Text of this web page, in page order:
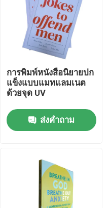
การพิมพ์หนังสือนิยายปก
แข็งแบบแมทแลมเนต
ด้วยจุด UV
ส่งคำถาม